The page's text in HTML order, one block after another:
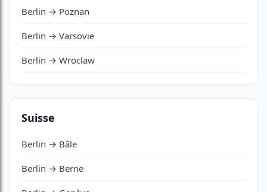
Berlin → Poznan
Berlin → Varsovie
Berlin → Wroclaw
Suisse
Berlin → Bâle
Berlin → Berne